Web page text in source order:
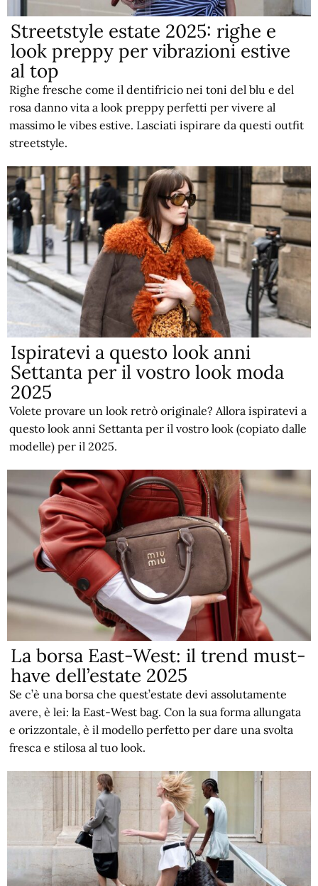
Streetstyle estate 2025: righe e
look preppy per vibrazioni estive
al top
Righe fresche come il dentifricio nei toni del blu e del
rosa danno vita a look preppy perfetti per vivere al
massimo le vibes estive. Lasciati ispirare da questi outfit
streetstyle.
Ispiratevi a questo look anni
Settanta per il vostro look moda
2025
Volete provare un look retrò originale? Allora ispiratevi a
questo look anni Settanta per il vostro look (copiato dalle
modelle) per il 2025.
La borsa East-West: il trend must-
have dell’estate 2025
Se c’è una borsa che quest’estate devi assolutamente
avere, è lei: la East-West bag. Con la sua forma allungata
e orizzontale, è il modello perfetto per dare una svolta
fresca e stilosa al tuo look.